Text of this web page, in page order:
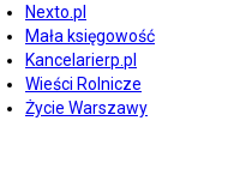
Nexto.pl
Mała księgowość
Kancelarierp.pl
Wieści Rolnicze
Życie Warszawy